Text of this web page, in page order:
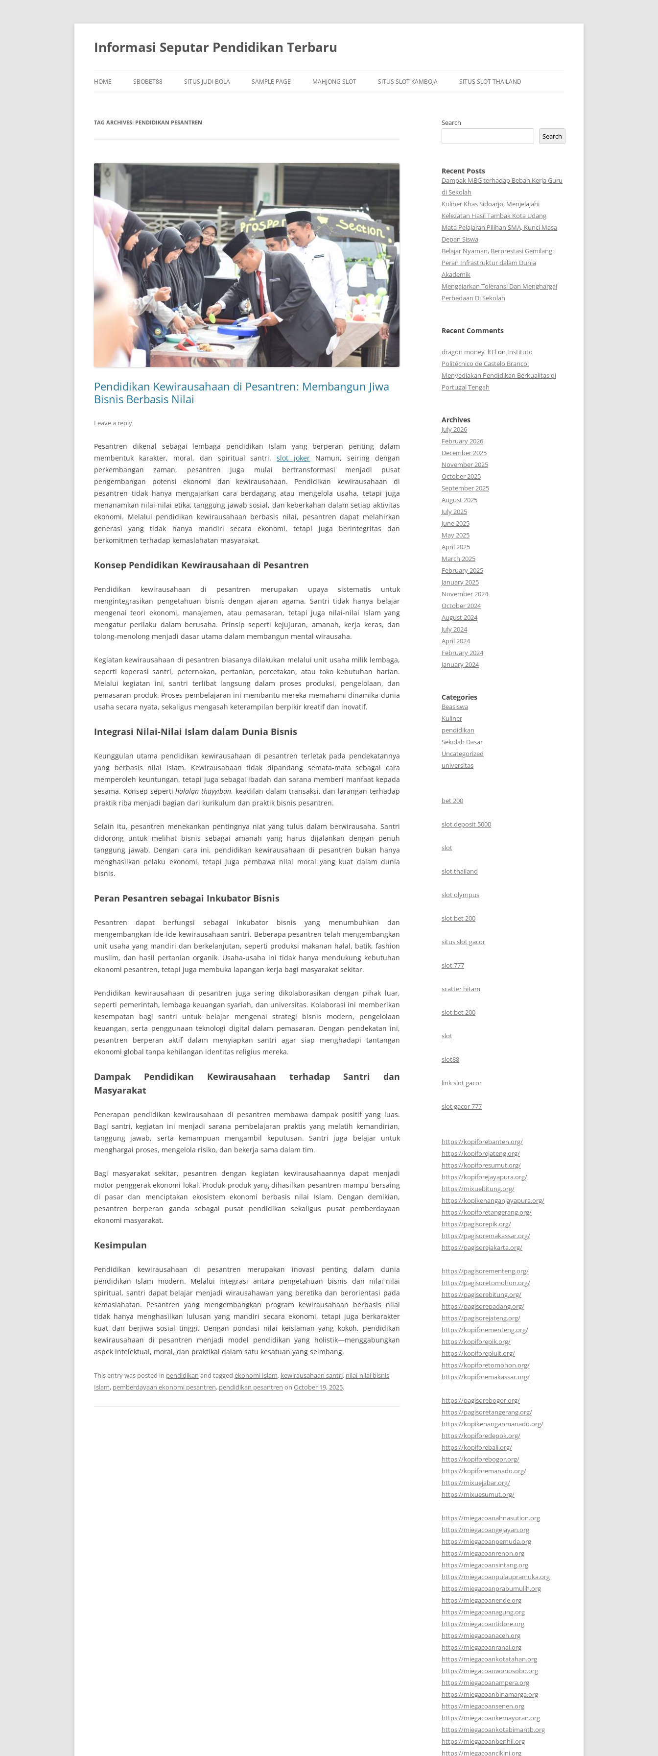
Skip
content
Informasi Seputar Pendidikan Terbaru
HOME SBOBET88 SITUS JUDI BOLA SAMPLE PAGE MAHJONG SLOT SITUS SLOT KAMBOJA SITUS SLOT THAILAND
TAG ARCHIVES: PENDIDIKAN PESANTREN
Pendidikan Kewirausahaan di Pesantren: Membangun Jiwa
Bisnis Berbasis Nilai
Leave a reply
Pesantren dikenal sebagai lembaga pendidikan Islam yang berperan penting dalam
membentuk karakter, moral, dan spiritual santri.slot joker Namun, seiring dengan
perkembangan zaman, pesantren juga mulai bertransformasi menjadi pusat
pengembangan potensi ekonomi dan kewirausahaan. Pendidikan kewirausahaan di
pesantren tidak hanya mengajarkan cara berdagang atau mengelola usaha, tetapi juga
menanamkan nilai-nilai etika, tanggung jawab sosial, dan keberkahan dalam setiap aktivitas
ekonomi. Melalui pendidikan kewirausahaan berbasis nilai, pesantren dapat melahirkan
generasi yang tidak hanya mandiri secara ekonomi, tetapi juga berintegritas dan
berkomitmen terhadap kemaslahatan masyarakat.
Konsep Pendidikan Kewirausahaan di Pesantren
Pendidikan kewirausahaan di pesantren merupakan upaya sistematis untuk
mengintegrasikan pengetahuan bisnis dengan ajaran agama. Santri tidak hanya belajar
mengenai teori ekonomi, manajemen, atau pemasaran, tetapi juga nilai-nilai Islam yang
mengatur perilaku dalam berusaha. Prinsip seperti kejujuran, amanah, kerja keras, dan
tolong-menolong menjadi dasar utama dalam membangun mental wirausaha.
Kegiatan kewirausahaan di pesantren biasanya dilakukan melalui unit usaha milik lembaga,
seperti koperasi santri, peternakan, pertanian, percetakan, atau toko kebutuhan harian.
Melalui kegiatan ini, santri terlibat langsung dalam proses produksi, pengelolaan, dan
pemasaran produk. Proses pembelajaran ini membantu mereka memahami dinamika dunia
usaha secara nyata, sekaligus mengasah keterampilan berpikir kreatif dan inovatif.
Integrasi Nilai-Nilai Islam dalam Dunia Bisnis
Keunggulan utama pendidikan kewirausahaan di pesantren terletak pada pendekatannya
yang berbasis nilai Islam. Kewirausahaan tidak dipandang semata-mata sebagai cara
memperoleh keuntungan, tetapi juga sebagai ibadah dan sarana memberi manfaat kepada
sesama. Konsep sepertihalalan thayyiban, keadilan dalam transaksi, dan larangan terhadap
praktik riba menjadi bagian dari kurikulum dan praktik bisnis pesantren.
Selain itu, pesantren menekankan pentingnya niat yang tulus dalam berwirausaha. Santri
didorong untuk melihat bisnis sebagai amanah yang harus dijalankan dengan penuh
tanggung jawab. Dengan cara ini, pendidikan kewirausahaan di pesantren bukan hanya
menghasilkan pelaku ekonomi, tetapi juga pembawa nilai moral yang kuat dalam dunia
bisnis.
Peran Pesantren sebagai Inkubator Bisnis
Pesantren dapat berfungsi sebagai inkubator bisnis yang menumbuhkan dan
mengembangkan ide-ide kewirausahaan santri. Beberapa pesantren telah mengembangkan
unit usaha yang mandiri dan berkelanjutan, seperti produksi makanan halal, batik, fashion
muslim, dan hasil pertanian organik. Usaha-usaha ini tidak hanya mendukung kebutuhan
ekonomi pesantren, tetapi juga membuka lapangan kerja bagi masyarakat sekitar.
Pendidikan kewirausahaan di pesantren juga sering dikolaborasikan dengan pihak luar,
seperti pemerintah, lembaga keuangan syariah, dan universitas. Kolaborasi ini memberikan
kesempatan bagi santri untuk belajar mengenai strategi bisnis modern, pengelolaan
keuangan, serta penggunaan teknologi digital dalam pemasaran. Dengan pendekatan ini,
pesantren berperan aktif dalam menyiapkan santri agar siap menghadapi tantangan
ekonomi global tanpa kehilangan identitas religius mereka.
Dampak Pendidikan Kewirausahaan terhadap Santri dan
Masyarakat
Penerapan pendidikan kewirausahaan di pesantren membawa dampak positif yang luas.
Bagi santri, kegiatan ini menjadi sarana pembelajaran praktis yang melatih kemandirian,
tanggung jawab, serta kemampuan mengambil keputusan. Santri juga belajar untuk
menghargai proses, mengelola risiko, dan bekerja sama dalam tim.
Bagi masyarakat sekitar, pesantren dengan kegiatan kewirausahaannya dapat menjadi
motor penggerak ekonomi lokal. Produk-produk yang dihasilkan pesantren mampu bersaing
di pasar dan menciptakan ekosistem ekonomi berbasis nilai Islam. Dengan demikian,
pesantren berperan ganda sebagai pusat pendidikan sekaligus pusat pemberdayaan
ekonomi masyarakat.
Kesimpulan
Pendidikan kewirausahaan di pesantren merupakan inovasi penting dalam dunia
pendidikan Islam modern. Melalui integrasi antara pengetahuan bisnis dan nilai-nilai
spiritual, santri dapat belajar menjadi wirausahawan yang beretika dan berorientasi pada
kemaslahatan. Pesantren yang mengembangkan program kewirausahaan berbasis nilai
tidak hanya menghasilkan lulusan yang mandiri secara ekonomi, tetapi juga berkarakter
kuat dan berjiwa sosial tinggi. Dengan pondasi nilai keislaman yang kokoh, pendidikan
kewirausahaan di pesantren menjadi model pendidikan yang holistik—menggabungkan
aspek intelektual, moral, dan praktikal dalam satu kesatuan yang seimbang.
This entry was posted in pendidikan and tagged ekonomi Islam, kewirausahaan santri, nilai-nilai bisnis
Islam, pemberdayaan ekonomi pesantren, pendidikan pesantren on October 19, 2025.
Search
Search
Recent Posts
Dampak MBG terhadap Beban Kerja Guru
di Sekolah
Kuliner Khas Sidoarjo, Menjelajahi
Kelezatan Hasil Tambak Kota Udang
Mata Pelajaran Pilihan SMA, Kunci Masa
Depan Siswa
Belajar Nyaman, Berprestasi Gemilang:
Peran Infrastruktur dalam Dunia
Akademik
Mengajarkan Toleransi Dan Menghargai
Perbedaan Di Sekolah
Recent Comments
dragon money_ltElon Instituto
Politécnico de Castelo Branco:
Menyediakan Pendidikan Berkualitas di
Portugal Tengah
Archives
July 2026
February 2026
December 2025
November 2025
October 2025
September 2025
August 2025
July 2025
June 2025
May 2025
April 2025
March 2025
February 2025
January 2025
November 2024
October 2024
August 2024
July 2024
April 2024
February 2024
January 2024
Categories
Beasiswa
Kuliner
pendidikan
Sekolah Dasar
Uncategorized
universitas
bet 200
slot deposit 5000
slot
slot thailand
slot olympus
slot bet 200
situs slot gacor
slot 777
scatter hitam
slot bet 200
slot
slot88
link slot gacor
slot gacor 777
https://kopiforebanten.org/
https://kopiforejateng.org/
https://kopiforesumut.org/
https://kopiforejayapura.org/
https://mixuebitung.org/
https://kopikenanganjayapura.org/
https://kopiforetangerang.org/
https://pagisorepik.org/
https://pagisoremakassar.org/
https://pagisorejakarta.org/
https://pagisorementeng.org/
https://pagisoretomohon.org/
https://pagisorebitung.org/
https://pagisorepadang.org/
https://pagisorejateng.org/
https://kopiforementeng.org/
https://kopiforepik.org/
https://kopiforepluit.org/
https://kopiforetomohon.org/
https://kopiforemakassar.org/
https://pagisorebogor.org/
https://pagisoretangerang.org/
https://kopikenanganmanado.org/
https://kopiforedepok.org/
https://kopiforebali.org/
https://kopiforebogor.org/
https://kopiforemanado.org/
https://mixuejabar.org/
https://mixuesumut.org/
https://miegacoanahnasution.org
https://miegacoangejayan.org
https://miegacoanpemuda.org
https://miegacoanrenon.org
https://miegacoansintang.org
https://miegacoanpulaupramuka.org
https://miegacoanprabumulih.org
https://miegacoanende.org
https://miegacoanagung.org
https://miegacoantidore.org
https://miegacoanaceh.org
https://miegacoanranai.org
https://miegacoankotatahan.org
https://miegacoanwonosobo.org
https://miegacoanampera.org
https://miegacoanbinamarga.org
https://miegacoansenen.org
https://miegacoankemayoran.org
https://miegacoankotabimantb.org
https://miegacoanbenhil.org
https://miegacoancikini.org